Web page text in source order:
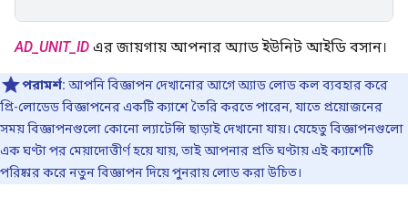
AD_UNIT_ID এর জায়গায় আপনার অ্যাড ইউনিট আইডি বসান।
পরামর্শ: আপনি বিজ্ঞাপন দেখানোর আগে অ্যাড লোড কল ব্যবহার করে
প্রি-লোডেড বিজ্ঞাপনের একটি ক্যাশে তৈরি করতে পারেন, যাতে প্রয়োজনের
সময় বিজ্ঞাপনগুলো কোনো ল্যাটেন্সি ছাড়াই দেখানো যায়। যেহেতু বিজ্ঞাপনগুলো
এক ঘণ্টা পর মেয়াদোত্তীর্ণ হয়ে যায়, তাই আপনার প্রতি ঘণ্টায় এই ক্যাশেটি
পরিষ্কার করে নতুন বিজ্ঞাপন দিয়ে পুনরায় লোড করা উচিত।